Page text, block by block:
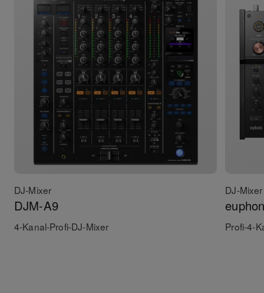
DJ-Mixer
DJM-A9
4-Kanal-Profi-DJ-Mixer
DJ-Mixer
Profi-4-